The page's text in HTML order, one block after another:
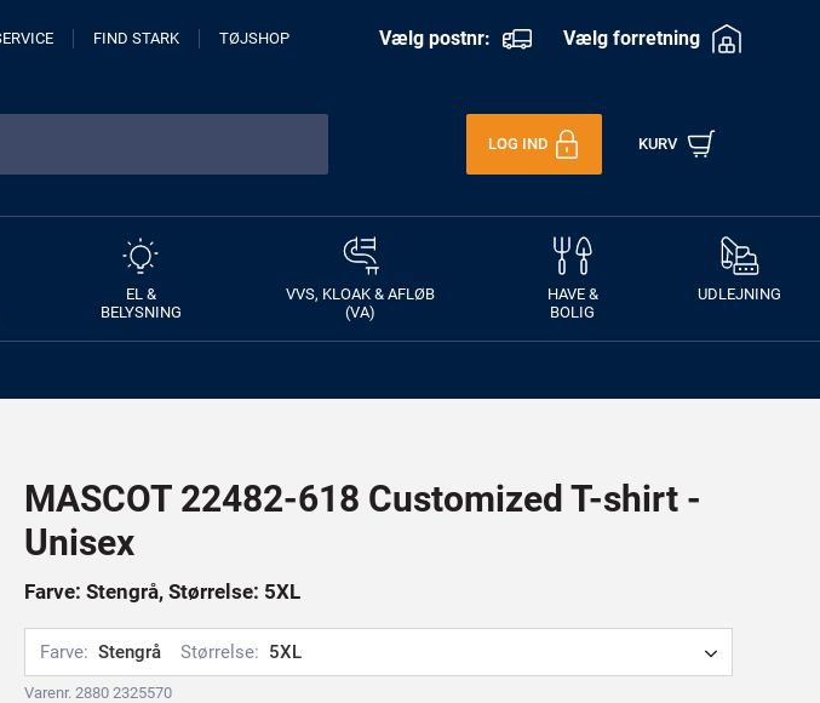
FIND STARK TØJSHOP Vælg postnr: Vælg forretning
LOG IND KURV
EL &
BELYSNING
VVS, KLOAK & AFLØB
(VA)
HAVE &
BOLIG
UDLEJNING
MASCOT 22482-618 Customized T-shirt -
Unisex
Farve: Stengrå, Størrelse: 5XL
Farve: Stengrå Størrelse: 5XL
Varenr. 2880 2325570